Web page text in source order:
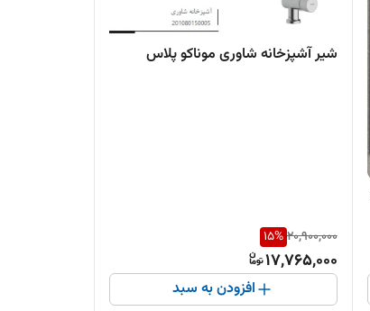
شیر آشپزخانه شاوری موناکو پلاس
20,900,000
15%
17,765,000
افزودن به سبد